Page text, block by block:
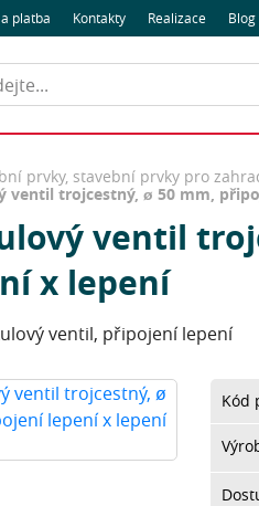
platba Kontakty Realizace Blog
prvky, stavební prvky pro
ventil trojcestný, ø 50 mm,
ventil
x lepení
ventil, připojení lepení
Kód